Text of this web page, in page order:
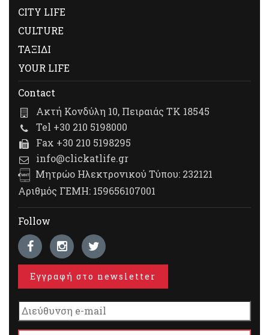
CITY LIFE
CULTURE
ΤΑΞΙΔΙ
YOUR LIFE
Contact
Ακτή Κονδύλη 10, Πειραιάς ΤΚ 18545
Tel +30 210 5198000
Fax +30 210 5198295
info@clickatlife.gr
Μητρώο Ηλεκτρονικού Τύπου: 232121
Αριθμός ΓΕΜΗ: 159656107001
Follow
Εγγραφή στο newsletter